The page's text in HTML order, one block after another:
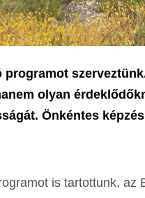
olyan
Önkéntes
is tartottunk,